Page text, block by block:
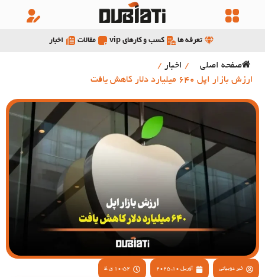
تعرفه ها کسب و کارهای vip مقالات اخبار
صفحه اصلی / اخبار /
ارزش بازار اپل 640 میلیارد دلار کاهش یافت
خبر دوبیاتی آوریل 10, 2025 10:52 ق.ظ